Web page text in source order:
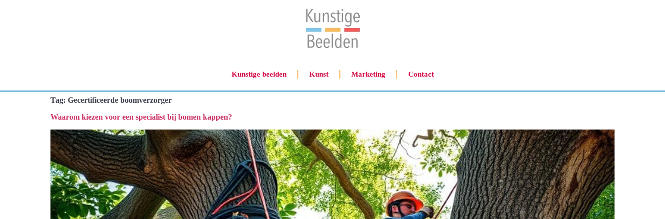
Kunstige beelden Kunst Marketing Contact
Tag: Gecertificeerde boomverzorger
Waarom kiezen voor een specialist bij bomen kappen?